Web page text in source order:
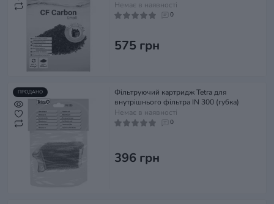
Немає в наявності
0
575 грн
ПРОДАНО
Фільтруючий картридж Tetra для
внутрішнього фільтра IN 300 (губка)
Немає в наявності
0
396 грн